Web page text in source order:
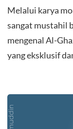
Melalui karya
sangat mustahil
mengenal Al-
yang eksklusif